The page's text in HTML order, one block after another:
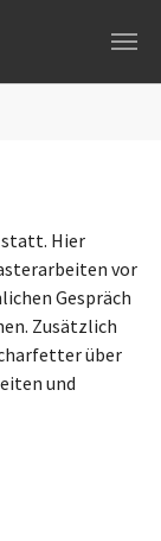
statt. Hier
vor
Gespräch
Zusätzlich
über
und